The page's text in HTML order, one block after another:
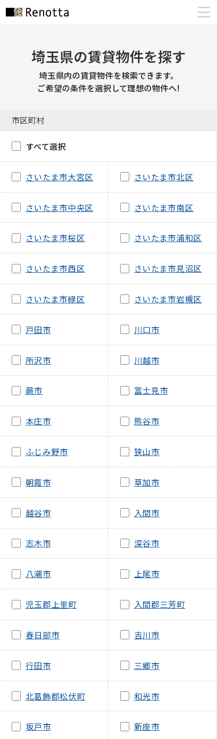
埼玉県の賃貸物件を探す
埼玉県内の賃貸物件を検索できます。
ご希望の条件を選択して理想の物件へ!
市区町村
すべて選択
さいたま市大宮区 さいたま市北区
さいたま市中央区 さいたま市南区
さいたま市桜区 さいたま市浦和区
さいたま市西区 さいたま市見沼区
さいたま市緑区 さいたま市岩槻区
戸田市 川口市
所沢市 川越市
蕨市 富士見市
本庄市 熊谷市
ふじみ野市 狭山市
朝霞市 草加市
越谷市 入間市
志木市 深谷市
八潮市 上尾市
児玉郡上里町 入間郡三芳町
春日部市 吉川市
行田市 三郷市
北葛飾郡松伏町 和光市
坂戸市 新座市